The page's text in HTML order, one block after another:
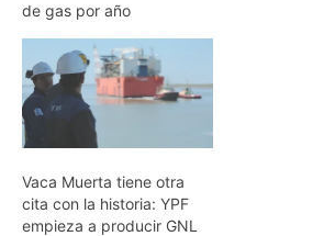
de gas por año
Vaca Muerta tiene otra
cita con la historia: YPF
empieza a producir GNL